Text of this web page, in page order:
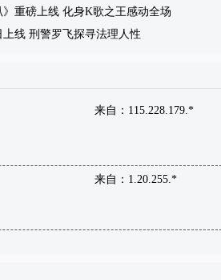
重磅上线 化身K歌之王感动全场
上线 刑警罗飞探寻法理人性
来自： 115.228.179.*
来自： 1.20.255.*